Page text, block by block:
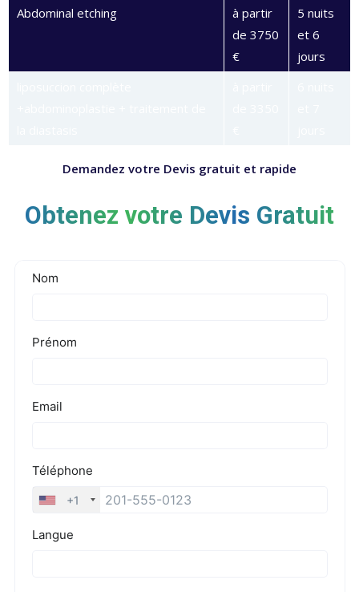
Abdominal etching
à partir
de 3750
€
5 nuits
et 6
jours
Demandez votre Devis gratuit et rapide
Obtenez votre Devis Gratuit